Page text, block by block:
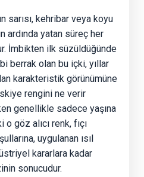
sarısı, kehribar veya koyu
ardında yatan süreç her
İmbikten ilk süzüldüğünde
berrak olan bu içki, yıllar
karakteristik görünümüne
rengini ne verir
genellikle sadece yaşına
göz alıcı renk, fıçı
uygulanan ısıl
kararlara kadar
sonucudur.